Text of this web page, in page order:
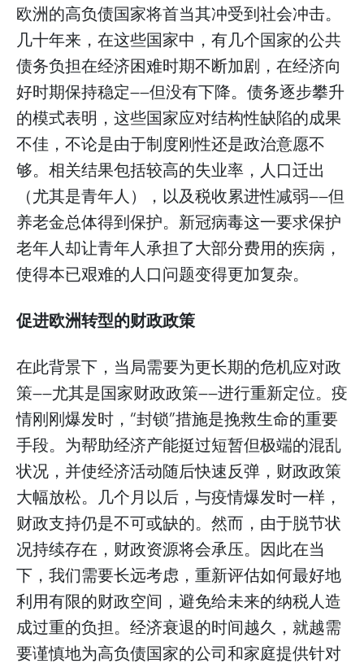
欧洲的高负债国家将首当其冲受到社会冲击。
几十年来，在这些国家中，有几个国家的公共
债务负担在经济困难时期不断加剧，在经济向
好时期保持稳定——但没有下降。债务逐步攀升
的模式表明，这些国家应对结构性缺陷的成果
不佳，不论是由于制度刚性还是政治意愿不
够。相关结果包括较高的失业率，人口迁出
（尤其是青年人），以及税收累进性减弱——但
养老金总体得到保护。新冠病毒这一要求保护
老年人却让青年人承担了大部分费用的疾病，
使得本已艰难的人口问题变得更加复杂。
促进欧洲转型的财政政策
在此背景下，当局需要为更长期的危机应对政
策——尤其是国家财政政策——进行重新定位。疫
情刚刚爆发时，“封锁”措施是挽救生命的重要
手段。为帮助经济产能挺过短暂但极端的混乱
状况，并使经济活动随后快速反弹，财政政策
大幅放松。几个月以后，与疫情爆发时一样，
财政支持仍是不可或缺的。然而，由于脱节状
况持续存在，财政资源将会承压。因此在当
下，我们需要长远考虑，重新评估如何最好地
利用有限的财政空间，避免给未来的纳税人造
成过重的负担。经济衰退的时间越久，就越需
要谨慎地为高负债国家的公司和家庭提供针对